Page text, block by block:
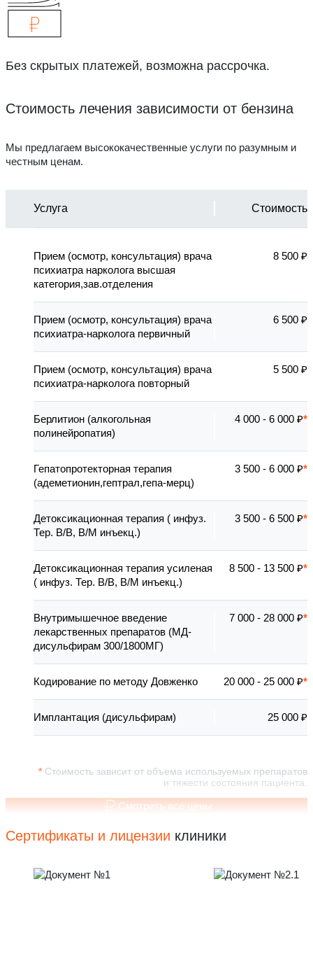
Без скрытых платежей, возможна рассрочка.
Стоимость лечения зависимости от бензина
Мы предлагаем высококачественные услуги по разумным и
честным ценам.
Стоимость зависит от объема используемых препаратов
и тяжести состояния пациента.
Услуга Стоимость
Прием (осмотр, консультация) врача
психиатра нарколога высшая
категория,зав.отделения
8 500 ₽
Прием (осмотр, консультация) врача
психиатра-нарколога первичный
6 500 ₽
Прием (осмотр, консультация) врача
психиатра-нарколога повторный
5 500 ₽
Берлитион (алкогольная
полинейропатия)
4 000 - 6 000 ₽
Гепатопротекторная терапия
(адеметионин,гептрал,гепа-мерц)
3 500 - 6 000 ₽
Детоксикационная терапия ( инфуз.
Тер. В/В, В/М инъекц.)
3 500 - 6 500 ₽
Детоксикационная терапия усиленая
( инфуз. Тер. В/В, В/М инъекц.)
8 500 - 13 500 ₽
Внутримышечное введение
лекарственных препаратов (МД-
дисульфирам 300/1800МГ)
7 000 - 28 000 ₽
Кодирование по методу Довженко 20 000 - 25 000 ₽
Имплантация (дисульфирам) 25 000 ₽
Смотреть все цены
Сертификаты и лицензии клиники